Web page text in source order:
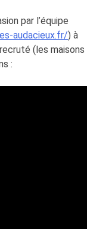
par l’équipe
audacieux.fr/) à
(les maisons
: